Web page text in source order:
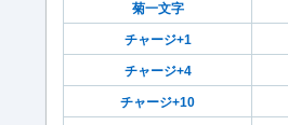
菊一文字
チャージ+1
チャージ+4
チャージ+10